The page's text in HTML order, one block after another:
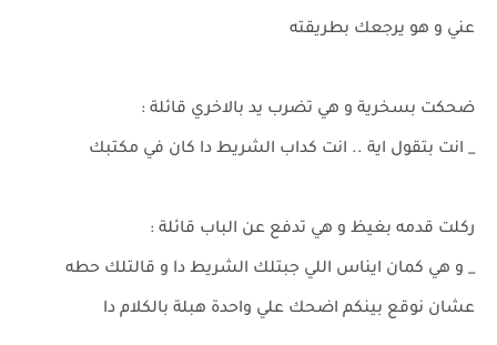
عني و هو يرجعك بطريقته
ضحكت بسخرية و هي تضرب يد بالاخري قائلة :
_ انت بتقول اية .. انت كداب الشريط دا كان في مكتبك
ركلت قدمه بغيظ و هي تدفع عن الباب قائلة :
_ و هي كمان ايناس اللي جبتلك الشريط دا و قالتلك حطه
عشان نوقع بينكم اضحك علي واحدة هبلة بالكلام دا